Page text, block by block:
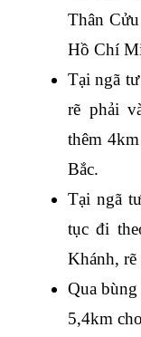
Thân
Hồ Chí
Tại ngã
rẽ phải
thêm
Bắc.
Tại ngã
tục đi
Khánh, rẽ
Qua
5,4km